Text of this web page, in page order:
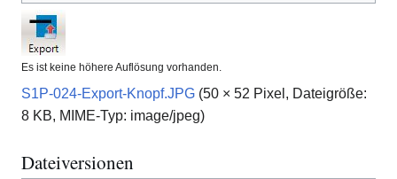
Es ist keine höhere Auflösung vorhanden.
S1P-024-Export-Knopf.JPG (50 × 52 Pixel, Dateigröße:
8 KB, MIME-Typ: image/jpeg)
Dateiversionen